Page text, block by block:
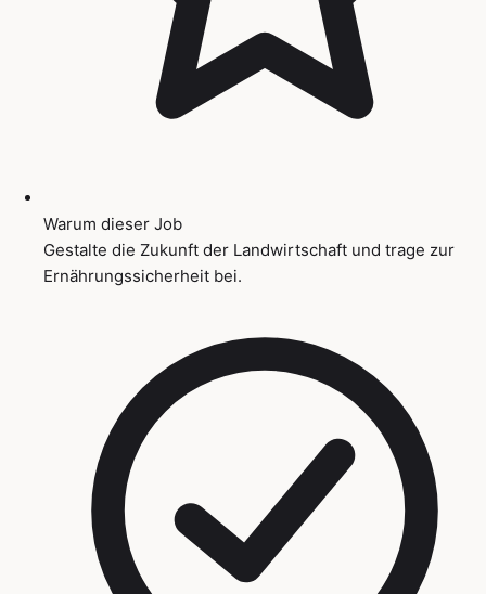
Warum dieser Job
Gestalte die Zukunft der Landwirtschaft und trage zur
Ernährungssicherheit bei.